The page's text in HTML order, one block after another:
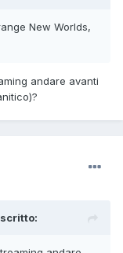
New Worlds,
andare avanti